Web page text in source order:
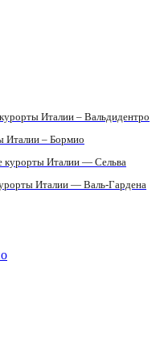
Италии – Вальдидентро
Италии – Бормио
Италии — Сельва
Италии — Валь-Гардена